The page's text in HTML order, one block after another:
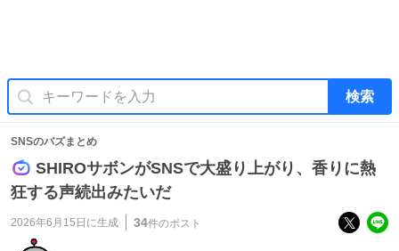
検索
SNSのバズまとめ
SHIROサボンがSNSで大盛り上がり、香りに熱
狂する声続出みたいだ
2026年6月15日 に生成 34件のポスト